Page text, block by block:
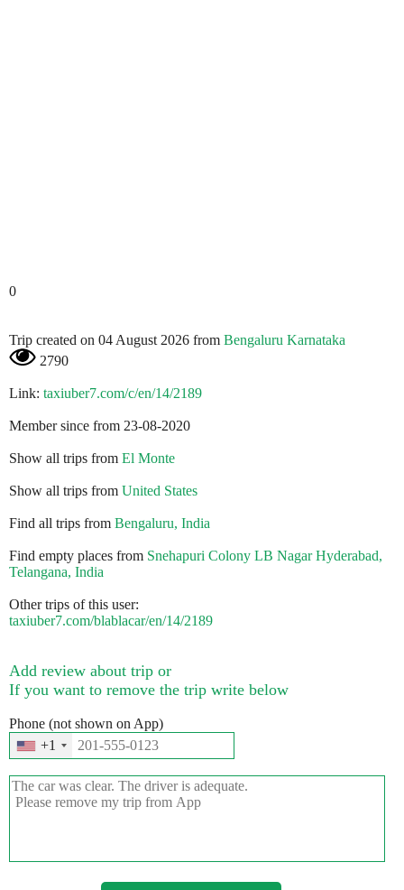
0
Trip created on 04 August 2026 from Bengaluru Karnataka
2790
Link: taxiuber7.com/c/en/14/2189
Member since from 23-08-2020
Show all trips from El Monte
Show all trips from United States
Find all trips from Bengaluru, India
Find empty places from Snehapuri Colony LB Nagar Hyderabad,
Telangana, India
Other trips of this user:
taxiuber7.com/blablacar/en/14/2189
Add review about trip or
If you want to remove the trip write below
Phone (not shown on App)
+1